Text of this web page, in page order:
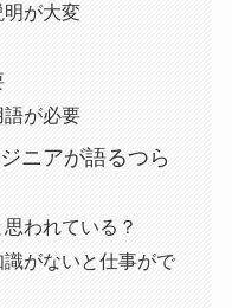
明が大変
が必要
ニアが語るつら
われている？
がないと仕事がで